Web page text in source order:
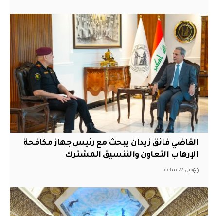
القاضي فائق زيدان يبحث مع رئيس جهاز مكافحة
الإرهاب التعاون والتنسيق المشترك
قبل 22 ساعة